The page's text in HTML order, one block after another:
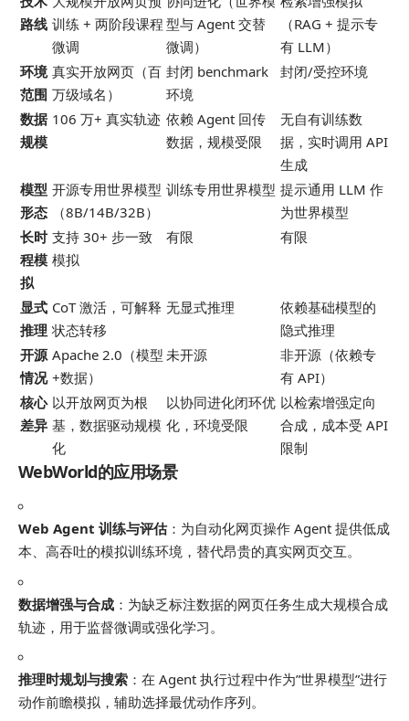
路线 训练 + 两阶段课程
微调
型与 Agent 交替
微调）
（RAG + 提示专
有 LLM）
环境
范围
真实开放网页（百
万级域名）
封闭 benchmark
环境
封闭/受控环境
数据
规模
106 万+ 真实轨迹 依赖 Agent 回传
数据，规模受限
无自有训练数
据，实时调用 API
生成
模型
形态
开源专用世界模型
（8B/14B/32B）
训练专用世界模型 提示通用 LLM 作
为世界模型
长时
程模
拟
支持 30+ 步一致
模拟
有限 有限
显式
推理
CoT 激活，可解释
状态转移
无显式推理
依赖基础模型的
隐式推理
开源
情况
Apache 2.0（模型
+数据）
未开源
非开源（依赖专
有 API）
核心
差异
以开放网页为根
基，数据驱动规模
化
以协同进化闭环优
化，环境受限
以检索增强定向
合成，成本受 API
限制
WebWorld的应用场景
Web Agent 训练与评估：为自动化网页操作 Agent 提供低成
本、高吞吐的模拟训练环境，替代昂贵的真实网页交互。
数据增强与合成 ：为缺乏标注数据的网页任务生成大规模合成
轨迹，用于监督微调或强化学习。
推理时规划与搜索 ：在 Agent 执行过程中作为”世界模型”进行
动作前瞻模拟，辅助选择最优动作序列。